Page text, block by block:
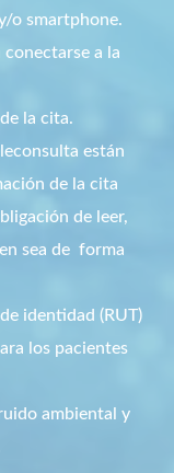
o smartphone.
a la
la cita.
están
de la cita
de leer,
sea de forma
identidad (RUT)
los pacientes
ambiental y